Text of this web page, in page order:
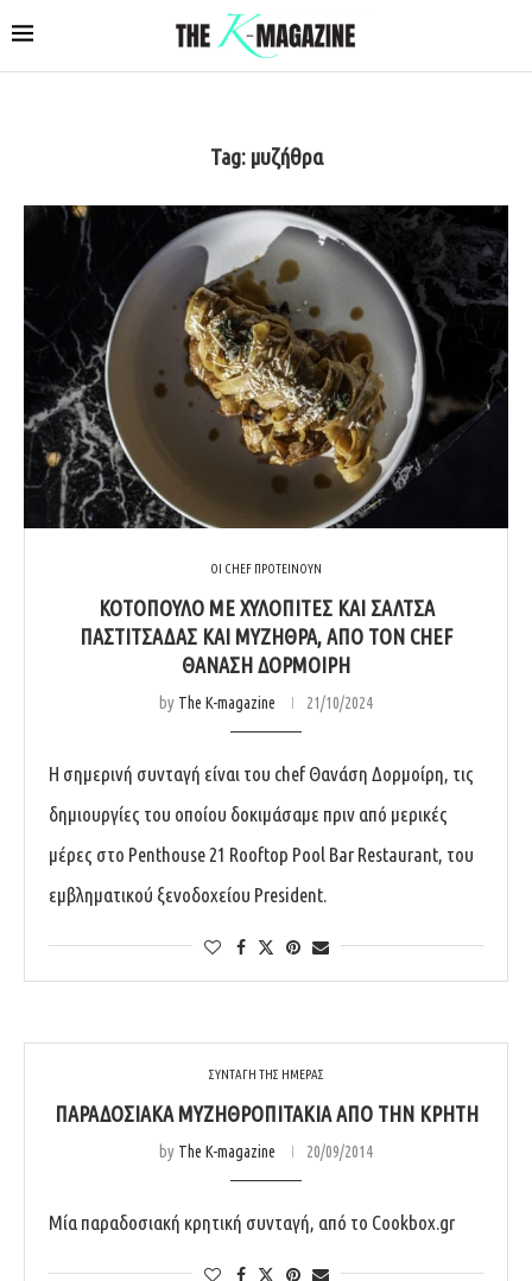
Tag: μυζήθρα
ΟΙ CHEF ΠΡΟΤΕΙΝΟΥΝ
ΚΟΤΟΠΟΥΛΟ ΜΕ ΧΥΛΟΠΙΤΕΣ ΚΑΙ ΣΑΛΤΣΑ
ΠΑΣΤΙΤΣΑΔΑΣ ΚΑΙ ΜΥΖΗΘΡΑ, ΑΠΟ ΤΟΝ CHEF
ΘΑΝΑΣΗ ΔΟΡΜΟΙΡΗ
by The K-magazine 21/10/2024
Η σημερινή συνταγή είναι του chef Θανάση Δορμοίρη, τις
δημιουργίες του οποίου δοκιμάσαμε πριν από μερικές
μέρες στο Penthouse 21 Rooftop Pool Bar Restaurant, του
εμβληματικού ξενοδοχείου President.
ΣΥΝΤΑΓΗ ΤΗΣ ΗΜΕΡΑΣ
ΠΑΡΑΔΟΣΙΑΚΆ ΜΥΖΗΘΡΟΠΙΤΆΚΙΑ ΑΠΌ ΤΗΝ ΚΡΉΤΗ
by The K-magazine 20/09/2014
Μία παραδοσιακή κρητική συνταγή, από το Cookbox.gr